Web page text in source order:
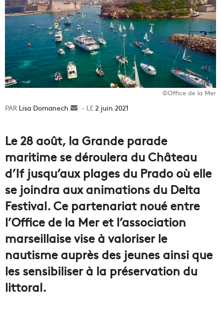
©Office de la Mer
Lisa Domanech
Envoyer2 juin 2021
Le 28 août, la Grande parade
maritime se déroulera du Château
d’If jusqu’aux plages du Prado où elle
se joindra aux animations du Delta
Festival. Ce partenariat noué entre
l’Office de la Mer et l’association
marseillaise vise à valoriser le
nautisme auprès des jeunes ainsi que
les sensibiliser à la préservation du
littoral.